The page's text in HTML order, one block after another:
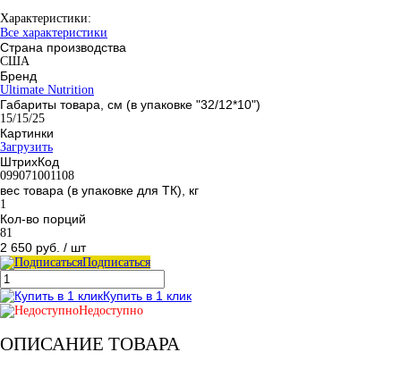
Характеристики:
Все характеристики
Страна производства
США
Бренд
Ultimate Nutrition
Габариты товара, см (в упаковке "32/12*10")
15/15/25
Картинки
Загрузить
ШтрихКод
099071001108
вес товара (в упаковке для ТК), кг
1
Кол-во порций
81
2 650 руб. / шт
Подписаться
Купить в 1 клик
Недоступно
ОПИСАНИЕ ТОВАРА